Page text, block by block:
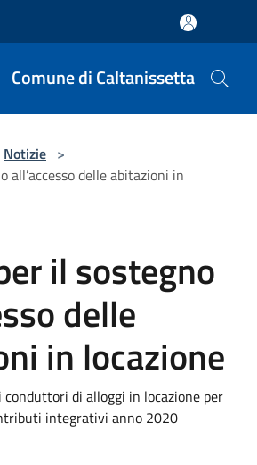
Comune di Caltanissetta
Notizie >
all’accesso delle abitazioni in
il sostegno
delle
in locazione
di alloggi in locazione per
integrativi anno 2020